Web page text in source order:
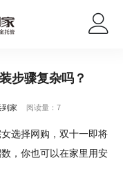
步骤复杂吗？
到家 阅读量：7
选择网购，双十一即将
，你也可以在家里用安